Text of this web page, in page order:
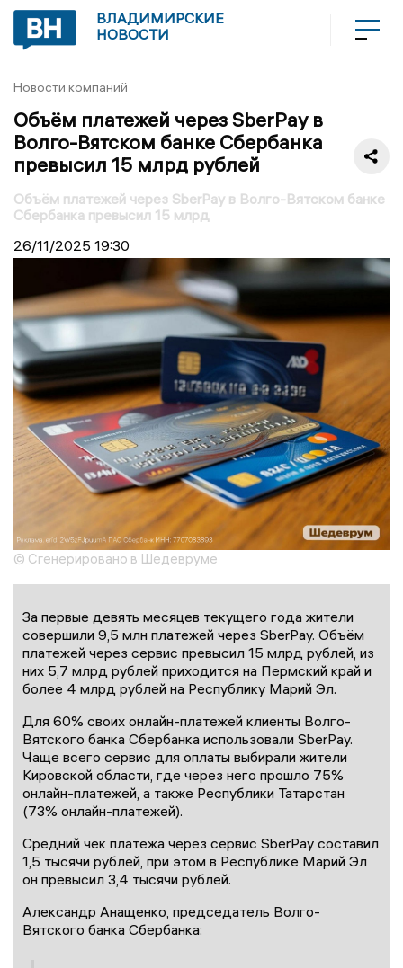
ВЛАДИМИРСКИЕ
НОВОСТИ
Новости компаний
Объём платежей через SberPay в
Волго-Вятском банке Сбербанка
превысил 15 млрд рублей
Объём платежей через SberPay в Волго-Вятском банке
Сбербанка превысил 15 млрд
26/11/2025 19:30
© Сгенерировано в Шедевруме
За первые девять месяцев текущего года жители
совершили 9,5 млн платежей через SberPay. Объём
платежей через сервис превысил 15 млрд рублей, из
них 5,7 млрд рублей приходится на Пермский край и
более 4 млрд рублей на Республику Марий Эл.
Для 60% своих онлайн-платежей клиенты Волго-
Вятского банка Сбербанка использовали SberPay.
Чаще всего сервис для оплаты выбирали жители
Кировской области, где через него прошло 75%
онлайн-платежей, а также Республики Татарстан
(73% онлайн-платежей).
Средний чек платежа через сервис SberPay составил
1,5 тысячи рублей, при этом в Республике Марий Эл
он превысил 3,4 тысячи рублей.
Александр Анащенко, председатель Волго-
Вятского банка Сбербанка: